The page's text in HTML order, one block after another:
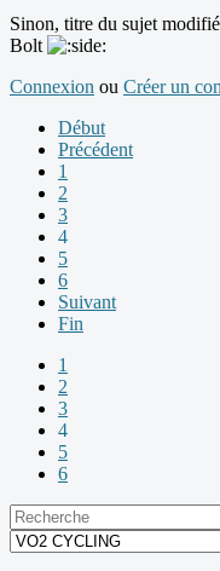
Sinon, titre du sujet
Bolt
Connexion ou Créer un
Début
Précédent
1
2
3
4
5
6
Suivant
Fin
1
2
3
4
5
6